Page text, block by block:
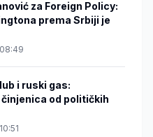
za Foreign Policy:
prema Srbiji je
i ruski gas:
od političkih